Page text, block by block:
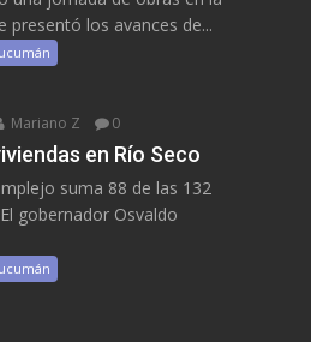
presentó los avances de...
Mariano Z 0
en Río Seco
suma 88 de las 132
gobernador Osvaldo